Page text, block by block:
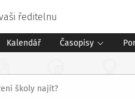
ředitelnu
Kalendář Časopisy